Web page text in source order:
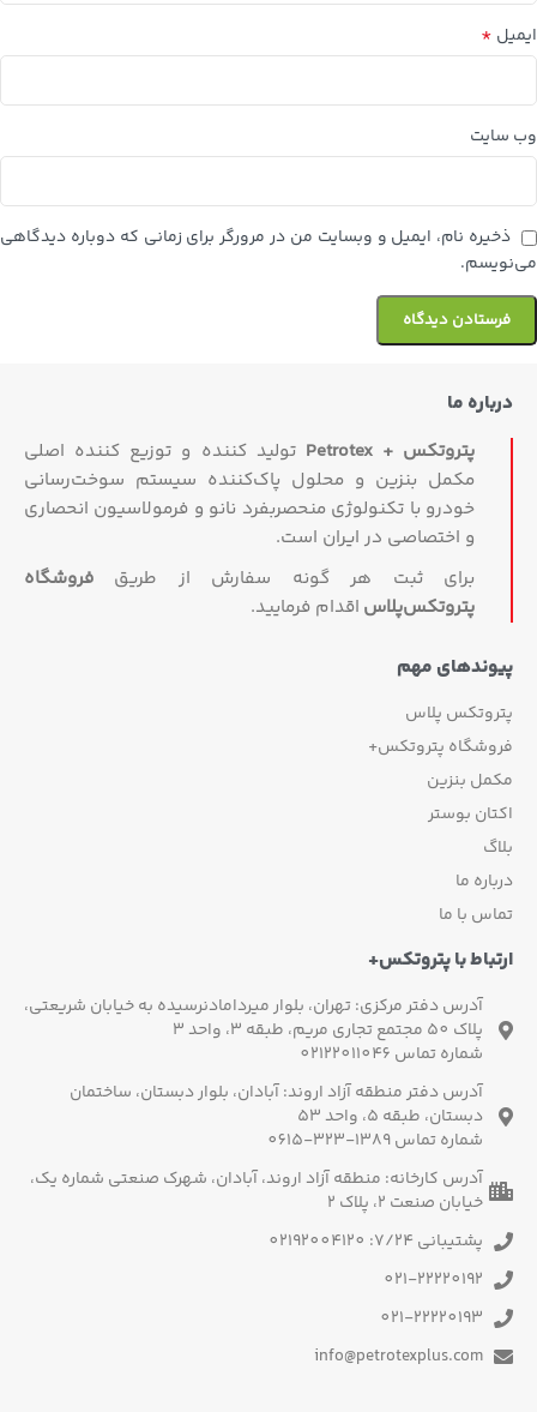
ایمیل *
وب‌ سایت
ذخیره نام، ایمیل و وبسایت من در مرورگر برای زمانی که دوباره دیدگاهی
می‌نویسم.
درباره ما
پتروتکس + Petrotex
تولید کننده و توزیع کننده اصلی
مکمل بنزین و محلول پاک‌کننده سیستم سوخت‌رسانی
خودرو با تکنولوژی منحصربفرد نانو و فرمولاسیون انحصاری
و اختصاصی در ایران است.
برای ثبت هر گونه سفارش از طریق فروشگاه
پتروتکس‏‌پلاس اقدام فرمایید.
پیوندهای مهم
پتروتکس پلاس
فروشگاه پتروتکس+
مکمل بنزین
اکتان بوستر
بلاگ
درباره ما
تماس با ما
ارتباط با پتروتکس+
آدرس دفتر مرکزی: تهران، بلوار میردامادنرسیده به خیابان شریعتی،
پلاک 50 مجتمع تجاری مریم، طبقه 3، واحد 3
شماره تماس 02122011046
آدرس دفتر منطقه آزاد اروند: آبادان، بلوار دبستان، ساختمان
دبستان، طبقه 5، واحد 53
شماره تماس 1389-323-0615
آدرس کارخانه: منطقه آزاد اروند، آبادان، شهرک صنعتی شماره یک،
خیابان صنعت 2، پلاک 2
پشتیبانی 7/24: 02192004120
021-22220192
021-22220193
info@petrotexplus.com